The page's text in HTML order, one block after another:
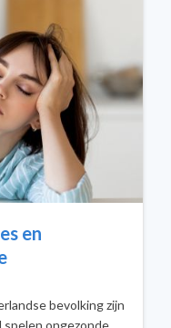
en
bevolking zijn
ongezonde